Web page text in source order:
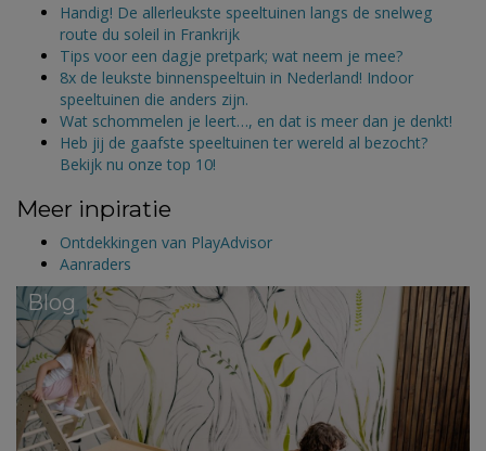
Handig! De allerleukste speeltuinen langs de snelweg
route du soleil in Frankrijk
Tips voor een dagje pretpark; wat neem je mee?
8x de leukste binnenspeeltuin in Nederland! Indoor
speeltuinen die anders zijn.
Wat schommelen je leert…, en dat is meer dan je denkt!
Heb jij de gaafste speeltuinen ter wereld al bezocht?
Bekijk nu onze top 10!
Meer inpiratie
Ontdekkingen van PlayAdvisor
Aanraders
Blog